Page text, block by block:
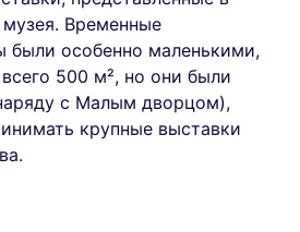
Временные
были особенно маленькими,
500 м², но они были
с Малым дворцом),
крупные выставки